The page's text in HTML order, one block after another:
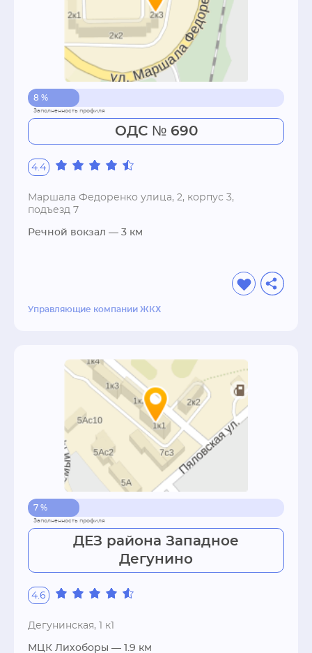
8 %
ОДС № 690
4.4
Маршала Федоренко улица, 2, корпус 3,
подъезд 7
Речной вокзал — 3 км
Управляющие компании ЖКХ
7 %
ДЕЗ района Западное
Дегунино
4.6
Дегунинская, 1 к1
МЦК Лихоборы — 1.9 км